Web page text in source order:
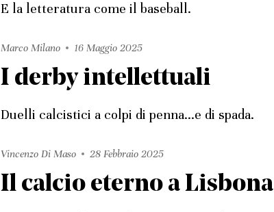
E la letteratura come il baseball.
Marco Milano 16 Maggio 2025
I derby intellettuali
Duelli calcistici a colpi di penna...e di spada.
Vincenzo Di Maso 28 Febbraio 2025
Il calcio eterno a Lisbona